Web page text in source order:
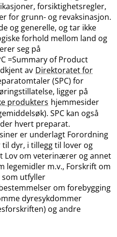
forsiktighetsregler,
for grunn- og revaksinasjon.
og generelle, og tar ikke
forhold mellom land og
seg på
=Summary of Product
av Direktoratet for
(SPC) for
ligger på
produkters hjemmesider
SPC kan også
hvert preparat.
er underlagt Forordning
til dyr, i tillegg til lover og
Lov om veterinærer og annet
legemidler m.v., Forskrift om
som utfyller
om forebygging
dyresykdommer
og andre